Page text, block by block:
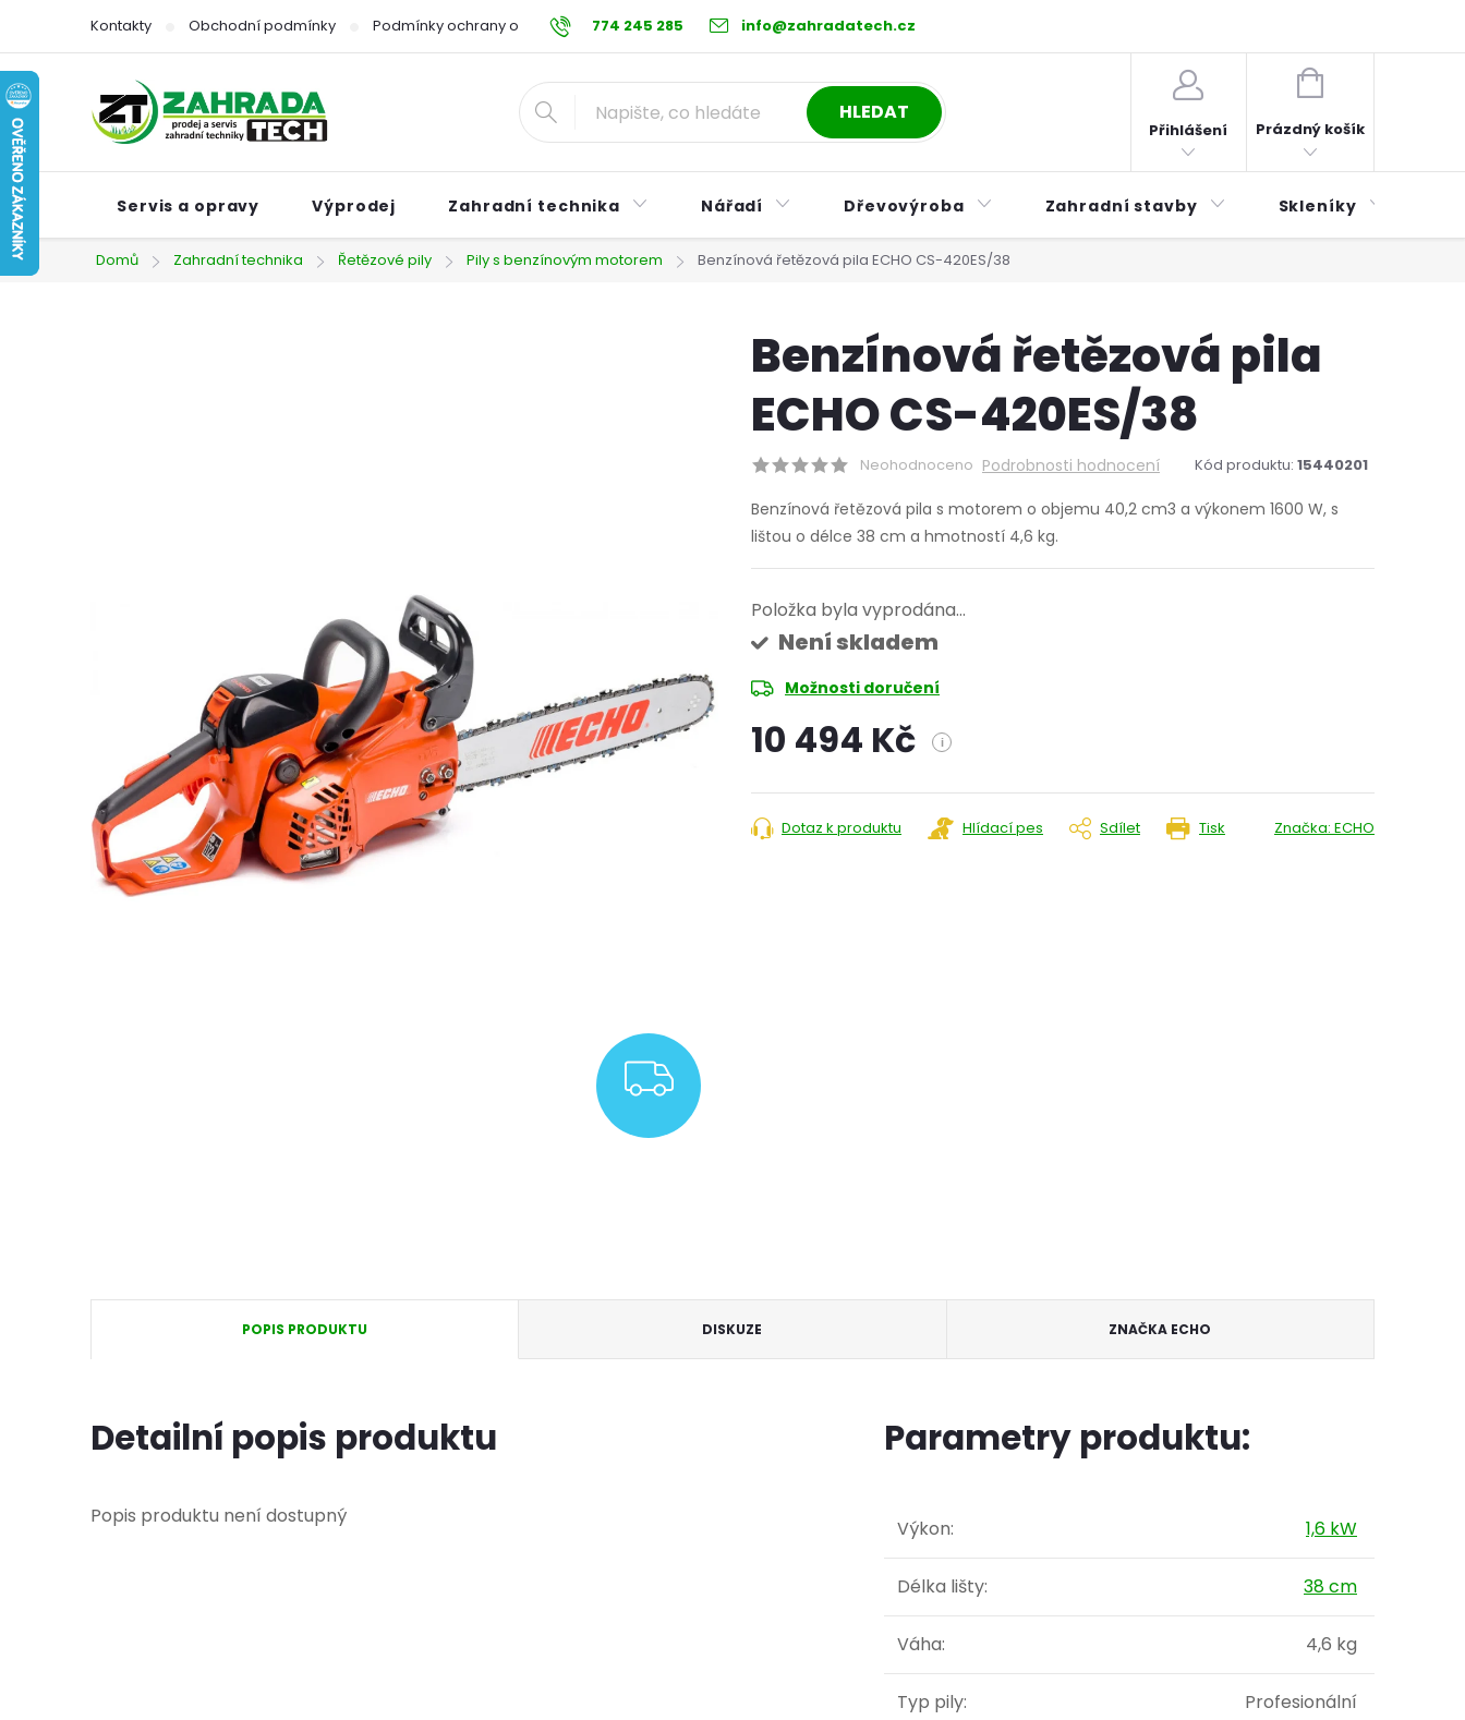
obsah
774 245 285 info@zahradatech.cz
Kontakty Obchodní podmínky Podmínky ochrany osobních údajů Reklamační řád Postup při nákupu na splátky ESSOX
HLEDAT
Přihlášení
NÁKUPNÍ
Prázdný košík
Servis a opravy Výprodej Zahradní technika Nářadí Dřevovýroba Zahradní stavby Skleníky
Domů Zahradní technika Řetězové pily Pily s benzínovým motorem Benzínová řetězová pila ECHO CS-420ES/38
ZDARMA
Benzínová řetězová pila
ECHO CS-420ES/38
Neohodnoceno Podrobnosti hodnocení Kód produktu: 15440201
Benzínová řetězová pila s motorem o objemu 40,2 cm3 a výkonem 1600 W, s
lištou o délce 38 cm a hmotností 4,6 kg.
Položka byla vyprodána…
Není skladem
Možnosti doručení
10 494 Kč i
cena:
Tisk
Dotaz k produktu Hlídací pes Sdílet Značka: ECHO
POPIS PRODUKTU DISKUZE ZNAČKA ECHO
Detailní popis produktu
Popis produktu není dostupný
Parametry produktu:
Výkon: 1,6 kW
Délka lišty: 38 cm
Váha: 4,6 kg
Typ pily: Profesionální